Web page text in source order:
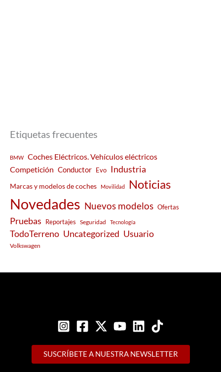
Etiquetas frecuentes
BMW
Coches Eléctricos. Vehículos eléctricos
Competición Conductor Evo Industria
Marcas y modelos de coches Movilidad Noticias
Novedades Nuevos modelos Ofertas
Pruebas Reportajes Seguridad Tecnología
TodoTerreno Uncategorized Usuario
Volkswagen
SUSCRÍBETE A NUESTRA NEWSLETTER